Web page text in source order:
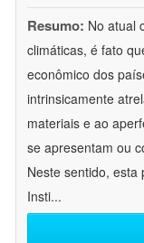
Resumo: No atual
climáticas, é fato
econômico dos
intrinsicamente
materiais e ao
se apresentam ou
Neste sentido, esta
Insti...